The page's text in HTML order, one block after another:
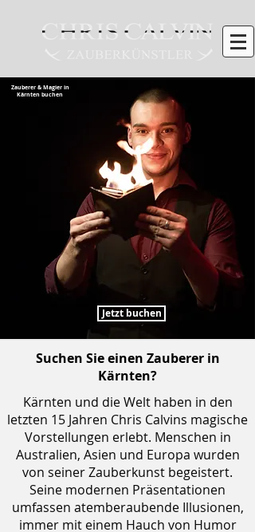
Zauberer & Magier in
Kärnten buchen
Jetzt buchen
Kärnten und die Welt haben in den
letzten 15 Jahren Chris Calvins magische
Vorstellungen erlebt. Menschen in
Australien, Asien und Europa wurden
von seiner Zauberkunst begeistert.
Seine modernen Präsentationen
umfassen atemberaubende Illusionen,
immer mit einem Hauch von Humor
Suchen Sie einen Zauberer in
Kärnten?